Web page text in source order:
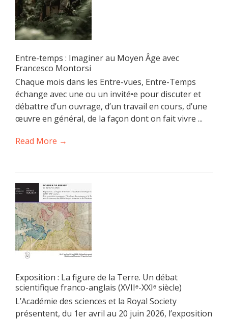
Entre-temps : Imaginer au Moyen Âge avec
Francesco Montorsi
Chaque mois dans les Entre-vues, Entre-Temps
échange avec une ou un invité•e pour discuter et
débattre d’un ouvrage, d’un travail en cours, d’une
œuvre en général, de la façon dont on fait vivre ...
Read More →
Exposition : La figure de la Terre. Un débat
scientifique franco-anglais (XVIIᵉ-XXIᵉ siècle)
L’Académie des sciences et la Royal Society
présentent, du 1er avril au 20 juin 2026, l’exposition